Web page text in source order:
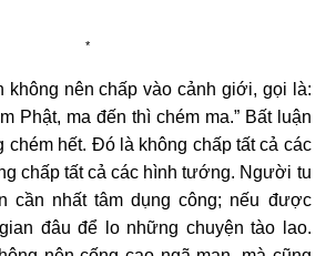
*
không nên chấp vào cảnh giới, gọi là:
Phật, ma đến thì chém ma.” Bất luận
chém hết. Đó là không chấp tất cả các
chấp tất cả các hình tướng. Người tu
cần nhất tâm dụng công; nếu được
đâu để lo những chuyện tào lao.